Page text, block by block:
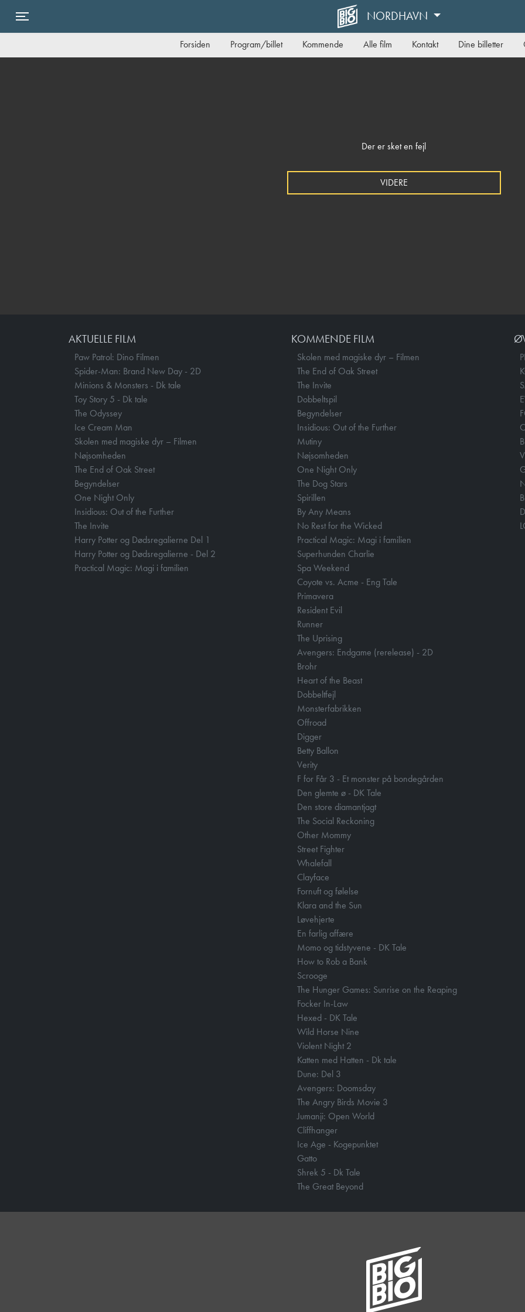
NORDHAVN
Forsiden Program/billet Kommende Alle film Kontakt Dine billetter
Der er sket en fejl
VIDERE
AKTUELLE FILM
Paw Patrol: Dino Filmen
Spider-Man: Brand New Day - 2D
Minions & Monsters - Dk tale
Toy Story 5 - Dk tale
The Odyssey
Ice Cream Man
Skolen med magiske dyr – Filmen
Nøjsomheden
The End of Oak Street
Begyndelser
One Night Only
Insidious: Out of the Further
The Invite
Harry Potter og Dødsregalierne Del 1
Harry Potter og Dødsregalierne - Del 2
Practical Magic: Magi i familien
KOMMENDE FILM
Skolen med magiske dyr – Filmen
The End of Oak Street
The Invite
Dobbeltspil
Begyndelser
Insidious: Out of the Further
Mutiny
Nøjsomheden
One Night Only
The Dog Stars
Spirillen
By Any Means
No Rest for the Wicked
Practical Magic: Magi i familien
Superhunden Charlie
Spa Weekend
Coyote vs. Acme - Eng Tale
Primavera
Resident Evil
Runner
The Uprising
Avengers: Endgame (rerelease) - 2D
Brohr
Heart of the Beast
Dobbeltfejl
Monsterfabrikken
Offroad
Digger
Betty Ballon
Verity
F for Får 3 - Et monster på bondegården
Den glemte ø - DK Tale
Den store diamantjagt
The Social Reckoning
Other Mommy
Street Fighter
Whalefall
Clayface
Fornuft og følelse
Klara and the Sun
Løvehjerte
En farlig affære
Momo og tidstyvene - DK Tale
How to Rob a Bank
Scrooge
The Hunger Games: Sunrise on the Reaping
Focker In-Law
Hexed - DK Tale
Wild Horse Nine
Violent Night 2
Katten med Hatten - Dk tale
Dune: Del 3
Avengers: Doomsday
The Angry Birds Movie 3
Jumanji: Open World
Cliffhanger
Ice Age - Kogepunktet
Gatto
Shrek 5 - Dk Tale
The Great Beyond